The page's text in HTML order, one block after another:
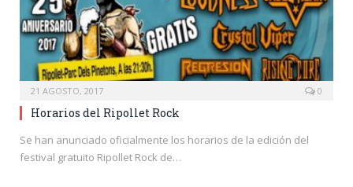
21 AGOSTO, 2017 0
Horarios del Ripollet Rock
Se han anunciado oficialmente los horarios de la edición del
festival gratuito Ripollet Rock de…